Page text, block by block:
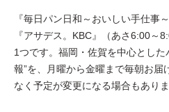
『毎日パン日和～おいしい手仕事
『アサデス。KBC』（あさ6:00～
1つです。福岡・佐賀を中心とした
報”を、月曜から金曜まで毎朝お
なく予定が変更になる場合もありま